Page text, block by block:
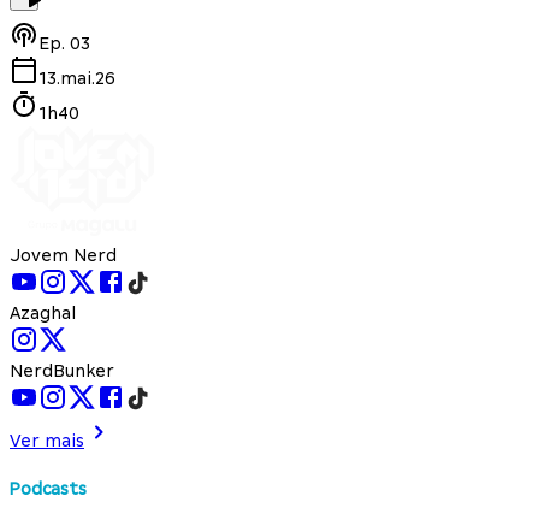
Ep. 03
13.mai.26
1h40
Jovem Nerd
Azaghal
NerdBunker
Ver mais
Podcasts